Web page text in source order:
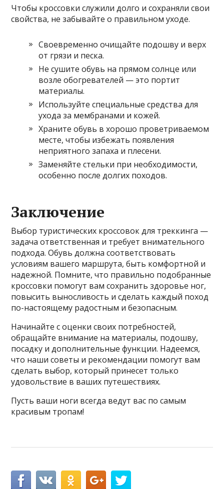
Чтобы кроссовки служили долго и сохраняли свои
свойства, не забывайте о правильном уходе.
Своевременно очищайте подошву и верх
от грязи и песка.
Не сушите обувь на прямом солнце или
возле обогревателей — это портит
материалы.
Используйте специальные средства для
ухода за мембранами и кожей.
Храните обувь в хорошо проветриваемом
месте, чтобы избежать появления
неприятного запаха и плесени.
Заменяйте стельки при необходимости,
особенно после долгих походов.
Заключение
Выбор туристических кроссовок для треккинга —
задача ответственная и требует внимательного
подхода. Обувь должна соответствовать
условиям вашего маршрута, быть комфортной и
надежной. Помните, что правильно подобранные
кроссовки помогут вам сохранить здоровье ног,
повысить выносливость и сделать каждый поход
по-настоящему радостным и безопасным.
Начинайте с оценки своих потребностей,
обращайте внимание на материалы, подошву,
посадку и дополнительные функции. Надеемся,
что наши советы и рекомендации помогут вам
сделать выбор, который принесет только
удовольствие в ваших путешествиях.
Пусть ваши ноги всегда ведут вас по самым
красивым тропам!